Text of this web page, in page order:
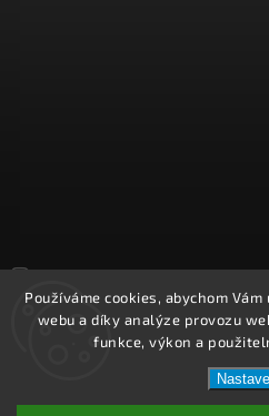
Používáme cookies, abychom
webu a díky analýze provozu
funkce, výkon a
Copyright 2026
Upravit
Shoptet